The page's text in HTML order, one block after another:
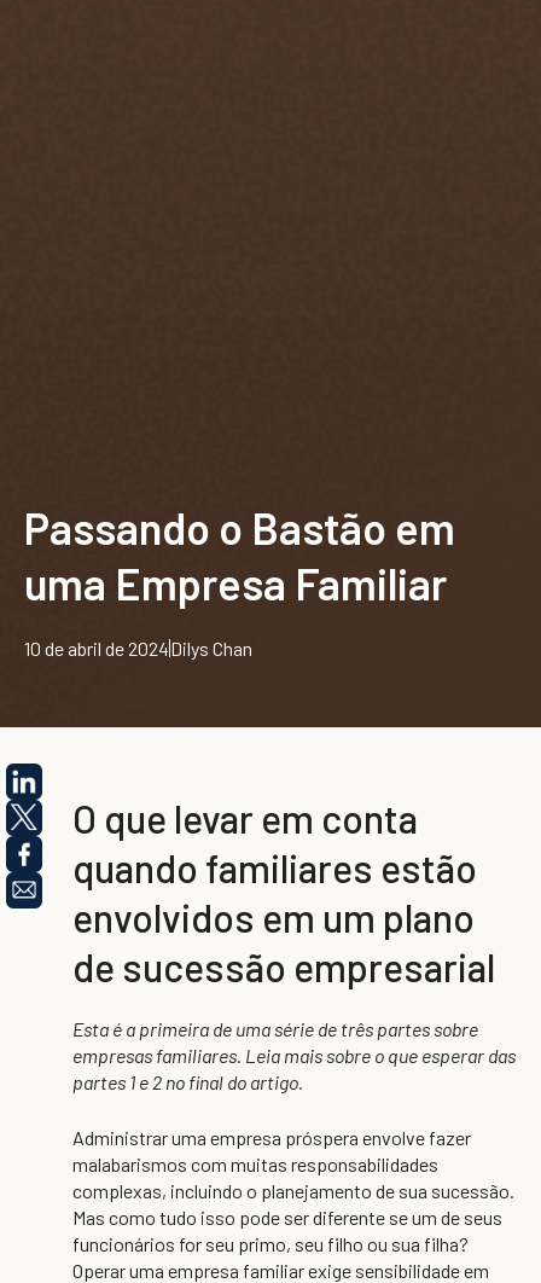
Passando o Bastão em
uma Empresa Familiar
10 de abril de 2024Dilys Chan
O que levar em conta
quando familiares estão
envolvidos em um plano
de sucessão empresarial
Esta é a primeira de uma série de três partes sobre
empresas familiares. Leia mais sobre o que esperar das
partes 1 e 2 no final do artigo.
Administrar uma empresa próspera envolve fazer
malabarismos com muitas responsabilidades
complexas, incluindo o planejamento de sua sucessão.
Mas como tudo isso pode ser diferente se um de seus
funcionários for seu primo, seu filho ou sua filha?
Operar uma empresa familiar exige sensibilidade em